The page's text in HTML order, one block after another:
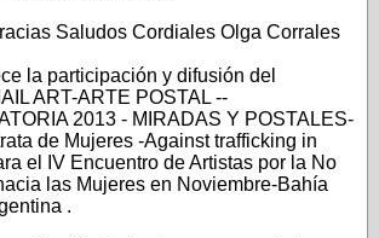
Saludos Cordiales Olga Corrales
la participación y difusión del
ART-ARTE POSTAL --
2013 - MIRADAS Y POSTALES-
de Mujeres -Against trafficking in
el IV Encuentro de Artistas por la No
las Mujeres en Noviembre-Bahía
.